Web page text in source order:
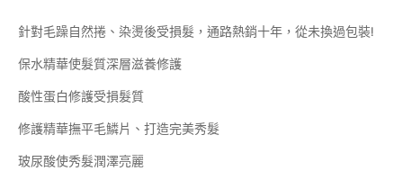
針對毛躁自然捲、染燙後受損髮，通路熱銷十年，從未換過包裝!
保水精華使髮質深層滋養修護
酸性蛋白修護受損髮質
修護精華撫平毛鱗片、打造完美秀髮
玻尿酸使秀髮潤澤亮麗